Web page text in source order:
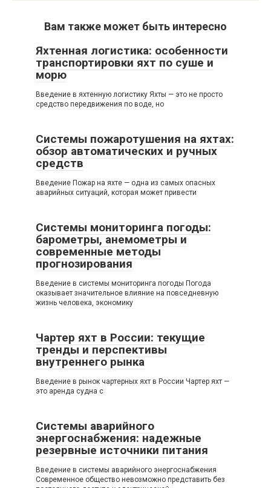
Вам также может быть интересно
Яхтенная логистика: особенности
транспортировки яхт по суше и
морю
Введение в яхтенную логистику Яхты — это не просто
средство передвижения по воде, но
Системы пожаротушения на яхтах:
обзор автоматических и ручных
средств
Введение Пожар на яхте — одна из самых опасных
аварийных ситуаций, которая может привести
Системы мониторинга погоды:
барометры, анемометры и
современные методы
прогнозирования
Введение в системы мониторинга погоды Погода
оказывает значительное влияние на повседневную
жизнь человека, экономику
Чартер яхт в России: текущие
тренды и перспективы
внутреннего рынка
Введение в рынок чартерных яхт в России Чартер яхт —
это аренда судна с
Системы аварийного
энергоснабжения: надежные
резервные источники питания
Введение в системы аварийного энергоснабжения
Современное общество невозможно представить без